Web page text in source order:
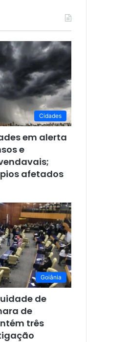
Cidades
em alerta
e
afetados
Goiânia
de
de
três